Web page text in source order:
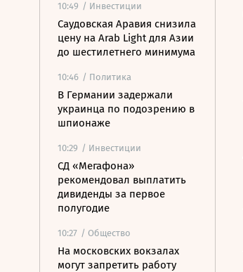
10:49 / Инвестиции
Саудовская Аравия снизила
цену на Arab Light для Азии
до шестилетнего минимума
10:46 / Политика
В Германии задержали
украинца по подозрению в
шпионаже
10:29 / Инвестиции
СД «Мегафона»
рекомендовал выплатить
дивиденды за первое
полугодие
10:27 / Общество
На московских вокзалах
могут запретить работу